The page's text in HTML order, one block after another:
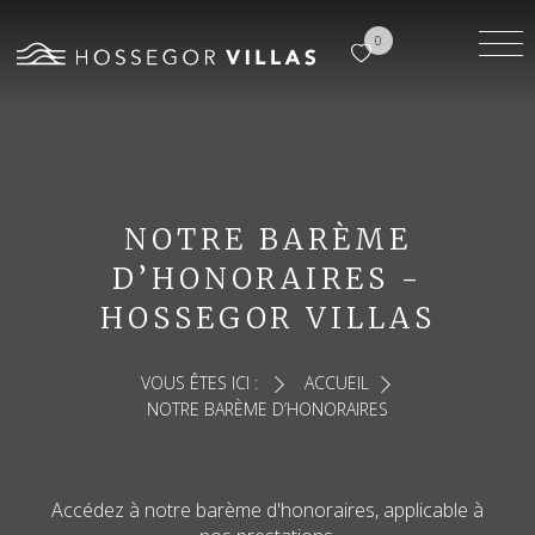
0
NOTRE BARÈME
D’HONORAIRES -
HOSSEGOR VILLAS
VOUS ÊTES ICI :
ACCUEIL
NOTRE BARÈME D’HONORAIRES
Accédez à notre barème d'honoraires, applicable à